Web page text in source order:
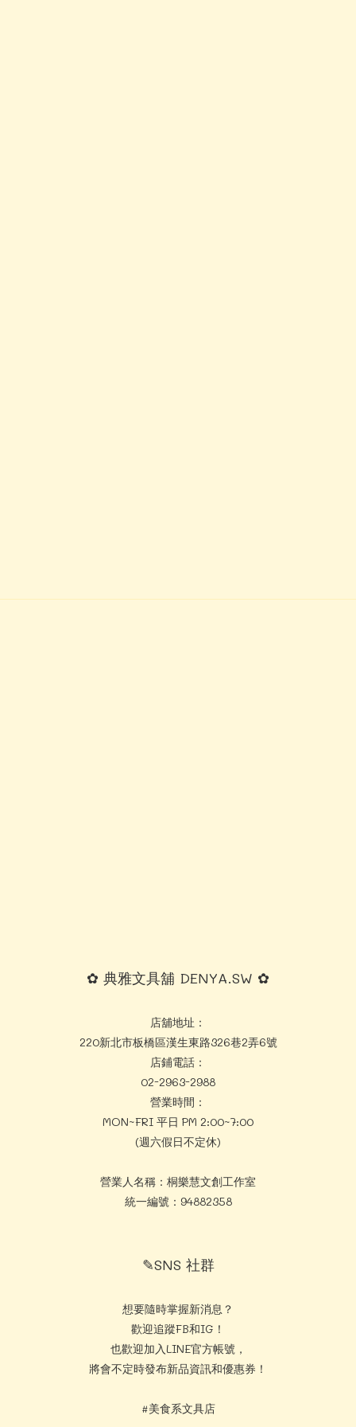
✿ 典雅文具舖 DENYA.SW ✿
店舖地址：
220新北市板橋區漢生東路326巷2弄6號
店鋪電話：
02-2963-2988
營業時間：
MON~FRI 平日 PM 2:00~7:00
(週六假日不定休)
營業人名稱：桐樂慧文創工作室
統一編號：94882358
✎SNS 社群
想要隨時掌握新消息？
歡迎追蹤FB和IG！
也歡迎加入LINE官方帳號，
將會不定時發布新品資訊和優惠券！
#美食系文具店